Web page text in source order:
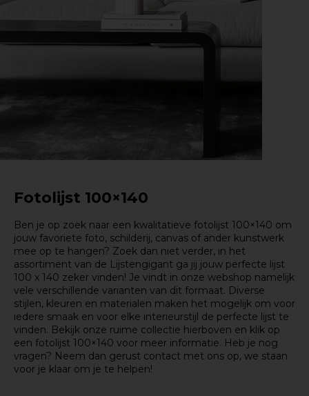
Fotolijst 100×140
Ben je op zoek naar een kwalitatieve fotolijst 100×140 om
jouw favoriete foto, schilderij, canvas of ander kunstwerk
mee op te hangen? Zoek dan niet verder, in het
assortiment van de Lijstengigant ga jij jouw perfecte lijst
100 x 140 zeker vinden! Je vindt in onze webshop namelijk
vele verschillende varianten van dit formaat. Diverse
stijlen, kleuren en materialen maken het mogelijk om voor
iedere smaak en voor elke interieurstijl de perfecte lijst te
vinden. Bekijk onze ruime collectie hierboven en klik op
een fotolijst 100×140 voor meer informatie. Heb je nog
vragen? Neem dan gerust contact met ons op, we staan
voor je klaar om je te helpen!